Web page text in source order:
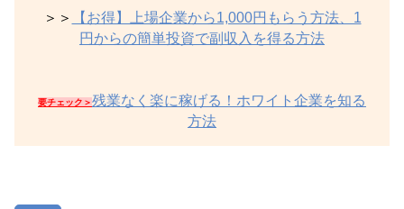
＞＞
【お得】上場企業から1,000円もらう方法、1
円からの簡単投資で副収入を得る方法
要チェック＞残業なく楽に稼げる！ホワイト企業を知る
方法